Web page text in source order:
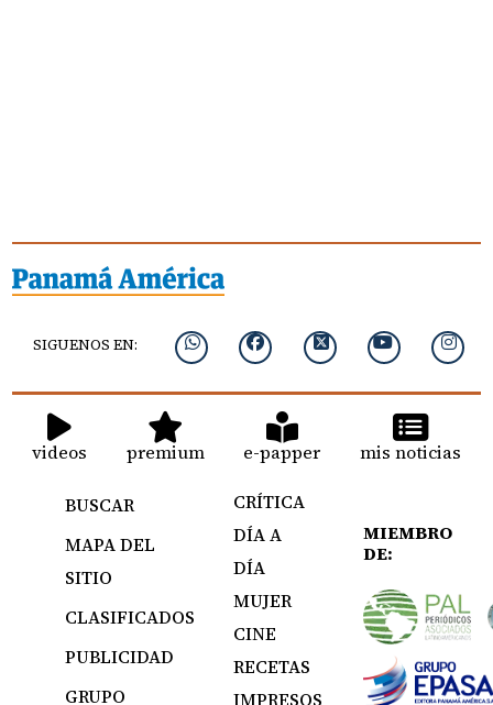
SIGUENOS EN:
videos premium e-papper mis noticias
BUSCAR
MAPA DEL
SITIO
CLASIFICADOS
PUBLICIDAD
GRUPO
CRÍTICA
DÍA A
DÍA
MUJER
CINE
RECETAS
IMPRESOS
MIEMBRO
DE: